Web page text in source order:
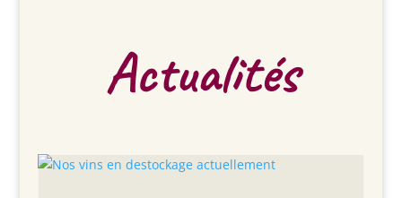
Actualités